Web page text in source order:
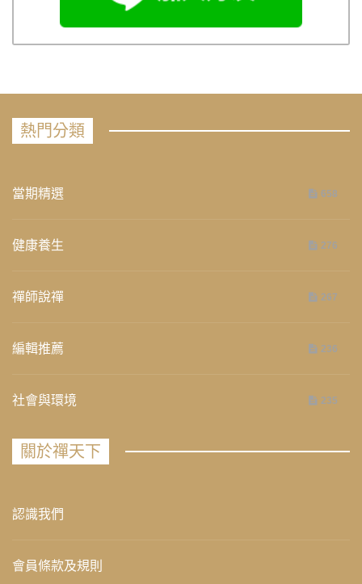
熱門分類
當期精選 658
健康養生 276
禪師說禪 267
編輯推薦 236
社會與環境 235
關於禪天下
認識我們
會員條款及規則